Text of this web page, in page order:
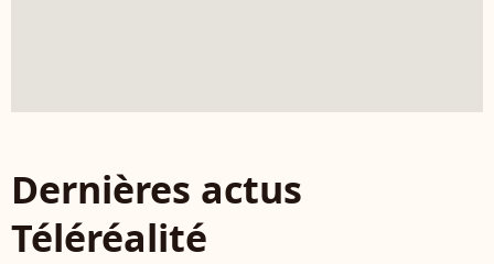
Dernières actus
Téléréalité